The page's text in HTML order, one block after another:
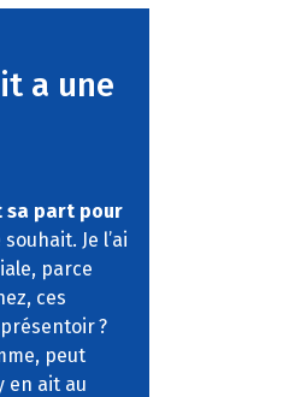
a une
sa part pour
Je l’ai
parce
ces
présentoir?
peut
en ait au